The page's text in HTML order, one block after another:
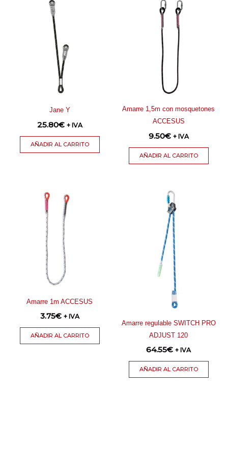
Jane Y
25.80€ + IVA
AÑADIR AL CARRITO
Amarre 1,5m con mosquetones
ACCESUS
9.50€ + IVA
AÑADIR AL CARRITO
Amarre 1m ACCESUS
3.75€ + IVA
AÑADIR AL CARRITO
Amarre regulable SWITCH PRO
ADJUST 120
64.55€ + IVA
AÑADIR AL CARRITO